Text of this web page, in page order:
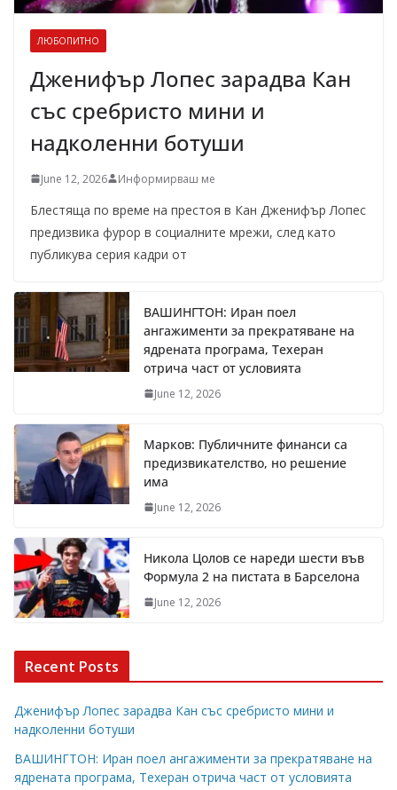
ЛЮБОПИТНО
Дженифър Лопес зарадва Кан
със сребристо мини и
надколенни ботуши
June 12, 2026 Информирваш ме
Блестяща по време на престоя в Кан Дженифър Лопес
предизвика фурор в социалните мрежи, след като
публикува серия кадри от
ВАШИНГТОН: Иран поел
ангажименти за прекратяване на
ядрената програма, Техеран
отрича част от условията
June 12, 2026
Марков: Публичните финанси са
предизвикателство, но решение
има
June 12, 2026
Никола Цолов се нареди шести във
Формула 2 на пистата в Барселона
June 12, 2026
Recent Posts
Дженифър Лопес зарадва Кан със сребристо мини и
надколенни ботуши
ВАШИНГТОН: Иран поел ангажименти за прекратяване на
ядрената програма, Техеран отрича част от условията